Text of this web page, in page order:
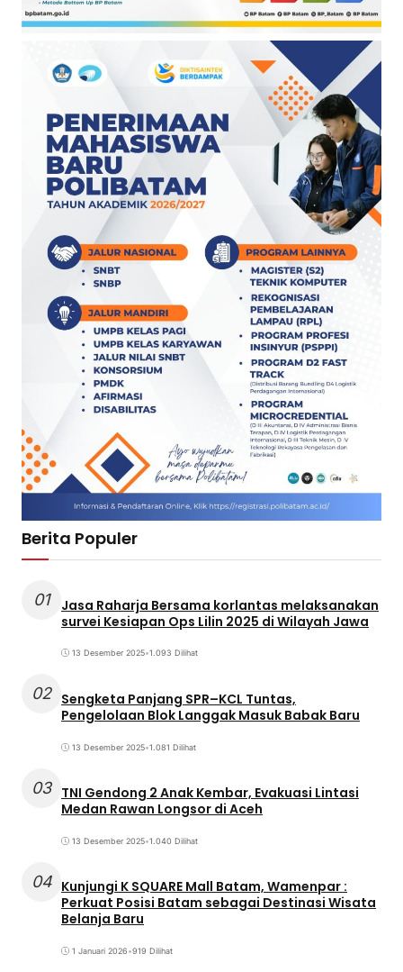
Berita Populer
01
Jasa Raharja Bersama korlantas melaksanakan
survei Kesiapan Ops Lilin 2025 di Wilayah Jawa
13 Desember 2025•1.093 Dilihat
02 Sengketa Panjang SPR–KCL Tuntas,
Pengelolaan Blok Langgak Masuk Babak Baru
13 Desember 2025•1.081 Dilihat
03 TNI Gendong 2 Anak Kembar, Evakuasi Lintasi
Medan Rawan Longsor di Aceh
13 Desember 2025•1.040 Dilihat
04 Kunjungi K SQUARE Mall Batam, Wamenpar :
Perkuat Posisi Batam sebagai Destinasi Wisata
Belanja Baru
1 Januari 2026•919 Dilihat